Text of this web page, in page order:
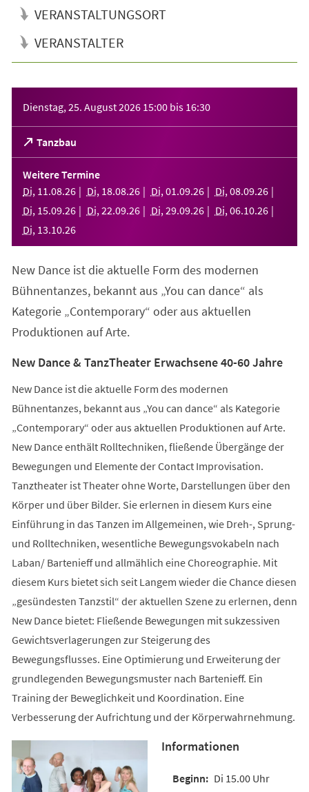
VERANSTALTUNGSORT
VERANSTALTER
Dienstag, 25. August 2026 15:00 bis 16:30
Tanzbau
(Öffnet
in
einem
neuen
Tab)
Weitere Termine
Di, 11 .08.26 Di, 18.08.26 Di, 01 .09.26 Di, 08.09.26
Di, 15.09.26 Di, 22.09.26 Di, 29.09.26 Di, 06.10.26
Di, 13.10.26
New Dance ist die aktuelle Form des modernen
Bühnentanzes, bekannt aus „You can dance“ als
Kategorie „Contemporary“ oder aus aktuellen
Produktionen auf Arte.
New Dance & TanzTheater Erwachsene 40-60 Jahre
New Dance ist die aktuelle Form des modernen
Bühnentanzes, bekannt aus „You can dance“ als Kategorie
„Contemporary“ oder aus aktuellen Produktionen auf Arte.
New Dance enthält Rolltechniken, fließende Übergänge der
Bewegungen und Elemente der Contact Improvisation.
Tanztheater ist Theater ohne Worte, Darstellungen über den
Körper und über Bilder. Sie erlernen in diesem Kurs eine
Einführung in das Tanzen im Allgemeinen, wie Dreh-, Sprung-
und Rolltechniken, wesentliche Bewegungsvokabeln nach
Laban/ Bartenieff und allmählich eine Choreographie. Mit
diesem Kurs bietet sich seit Langem wieder die Chance diesen
„gesündesten Tanzstil“ der aktuellen Szene zu erlernen, denn
New Dance bietet: Fließende Bewegungen mit sukzessiven
Gewichtsverlagerungen zur Steigerung des
Bewegungsflusses. Eine Optimierung und Erweiterung der
grundlegenden Bewegungsmuster nach Bartenieff. Ein
Training der Beweglichkeit und Koordination. Eine
Verbesserung der Aufrichtung und der Körperwahrnehmung.
Informationen
Di 15.00 Uhr